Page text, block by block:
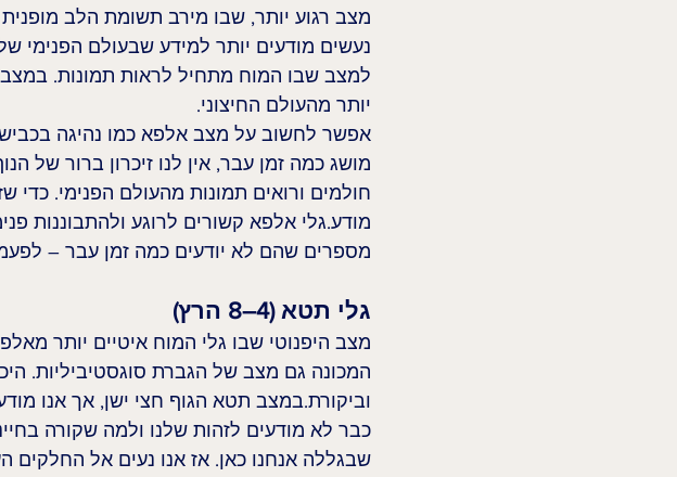
מצב רגוע יותר, שבו מירב תשומת הלב
נעשים מודעים יותר למידע שבעולם הפנימי
למצב שבו המוח מתחיל לראות תמונות. במצב
יותר מהעולם החיצוני.
אפשר לחשוב על מצב אלפא כמו נהיגה בכביש
מושג כמה זמן עבר, אין לנו זיכרון ברור של
חולמים ורואים תמונות מהעולם הפנימי. כדי
מודע.גלי אלפא קשורים לרוגע ולהתבוננות
מספרים שהם לא יודעים כמה זמן עבר –
גלי תטא (4–8 הרץ)
מצב היפנוטי שבו גלי המוח איטיים יותר
המכונה גם מצב של הגברת סוגסטיביליות.
וביקורת.במצב תטא הגוף חצי ישן, אך אנו
כבר לא מודעים לזהות שלנו ולמה שקורה
שבגללה אנחנו כאן. אז אנו נעים אל